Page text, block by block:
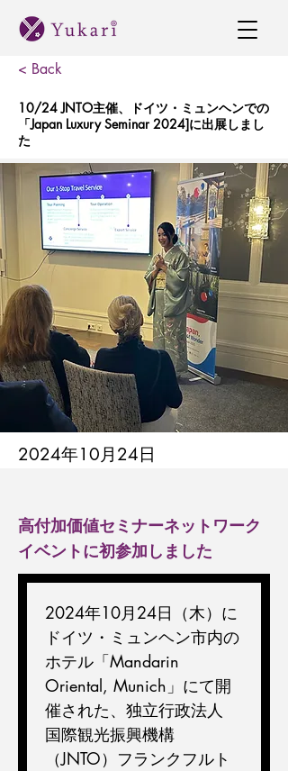
< Back
10/24 JNTO主催、ドイツ・ミュンヘンでの
「Japan Luxury Seminar 2024]に出展しまし
た
2024年10月24日
高付加価値セミナーネットワーク
イベントに初参加しました
2024年10月24日（木）に
ドイツ・ミュンヘン市内の
ホテル「Mandarin
Oriental, Munich」にて開
催された、独立行政法人
国際観光振興機構
（JNTO）フランクフルト